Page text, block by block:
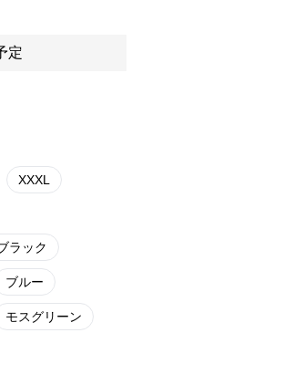
定
XXXL
ラック
ブルー
モスグリーン